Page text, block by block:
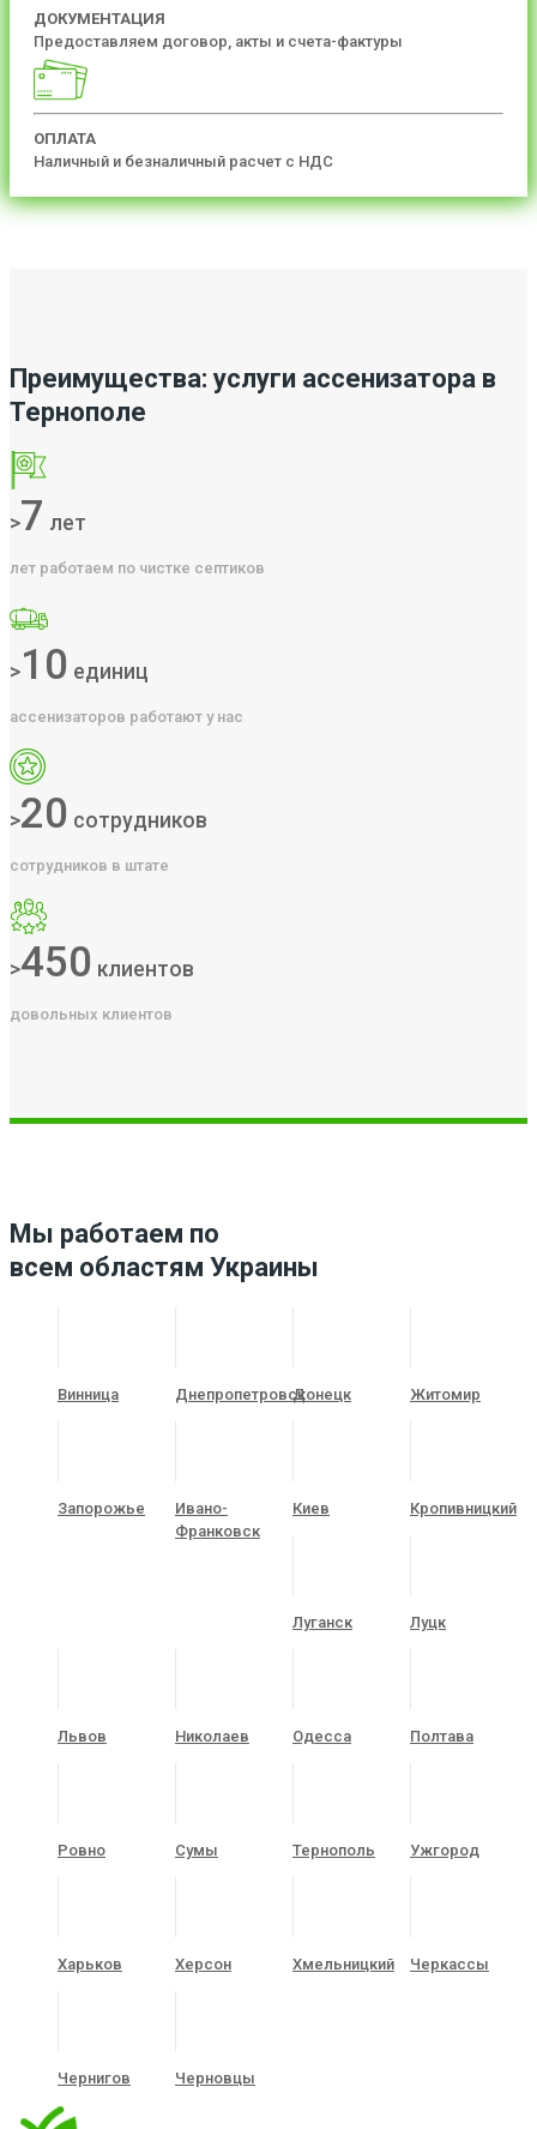
ДОКУМЕНТАЦИЯ
Предоставляем договор, акты и счета-фактуры
ОПЛАТА
Наличный и безналичный расчет с НДС
Преимущества: услуги ассенизатора в
Тернополе
>7 лет
лет работаем по чистке септиков
>10 единиц
ассенизаторов работают у нас
>20 сотрудников
сотрудников в штате
>450 клиентов
довольных клиентов
Мы работаем по
всем областям Украины
Винница ДнепропетровскДонецк Житомир
Запорожье
Ивано-
Франковск
Киев Кропивницкий
Луганск Луцк
Львов Николаев Одесса Полтава
Ровно Сумы Тернополь Ужгород
Харьков Херсон Хмельницкий Черкассы
Чернигов Черновцы